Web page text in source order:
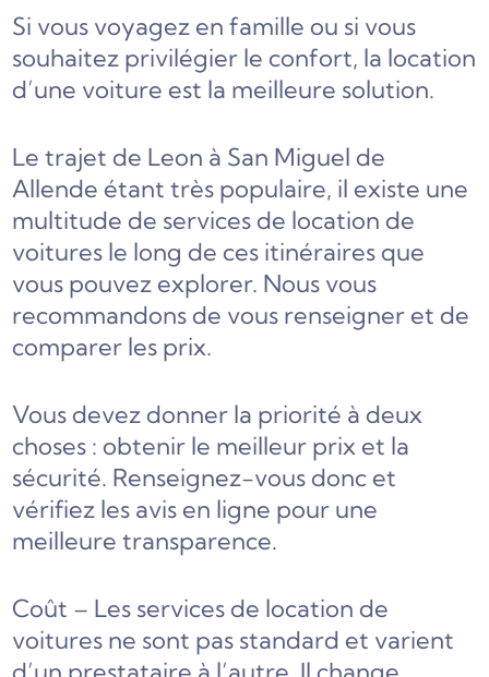
Si vous voyagez en famille ou si vous
souhaitez privilégier le confort, la location
d’une voiture est la meilleure solution.
Le trajet de Leon à San Miguel de
Allende étant très populaire, il existe une
multitude de services de location de
voitures le long de ces itinéraires que
vous pouvez explorer. Nous vous
recommandons de vous renseigner et de
comparer les prix.
Vous devez donner la priorité à deux
choses : obtenir le meilleur prix et la
sécurité. Renseignez-vous donc et
vérifiez les avis en ligne pour une
meilleure transparence.
Coût – Les services de location de
voitures ne sont pas standard et varient